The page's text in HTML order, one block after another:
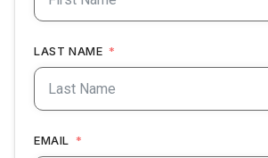
LAST NAME
EMAIL